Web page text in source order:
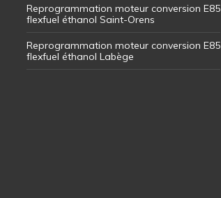
Reprogrammation moteur conversion E85
flexfuel éthanol Saint-Orens
Reprogrammation moteur conversion E85
flexfuel éthanol Labège